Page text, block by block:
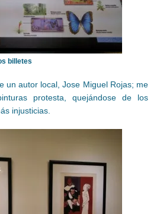
billetes
un autor local, Jose Miguel Rojas; me
protesta, quejándose de los
injusticias.